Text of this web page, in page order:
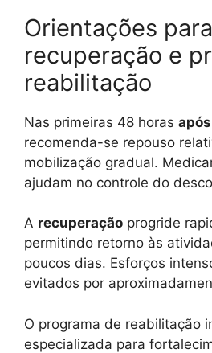
Orientações para
recuperação e
reabilitação
Nas primeiras 48 horas
recomenda-se repouso
mobilização gradual.
ajudam no controle do
A recuperação progride
permitindo retorno às
poucos dias. Esforços
evitados por
O programa de reabilitação
especializada para